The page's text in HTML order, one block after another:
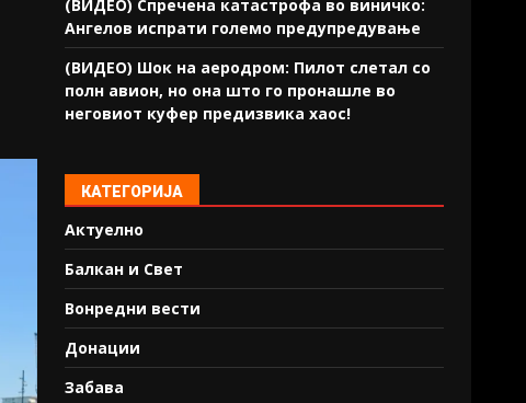
(ВИДЕО) Спречена катастрофа во виничко:
Ангелов испрати големо предупредување
(ВИДЕО) Шок на аеродром: Пилот слетал со
полн авион, но она што го пронашле во
неговиот куфер предизвика хаос!
КАТЕГОРИЈА
Актуелно
Балкан и Свет
Вонредни вести
Донации
Забава